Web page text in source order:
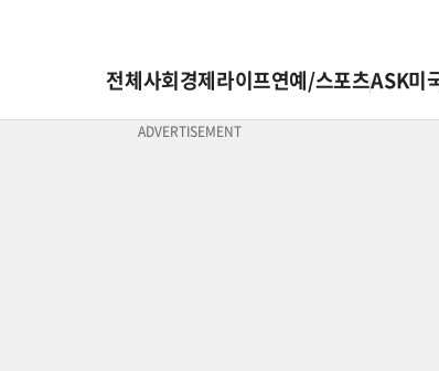
전체사회경제라이프연예/스포츠ASK미